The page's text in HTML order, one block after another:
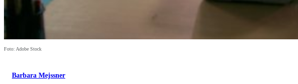
Foto: Adobe Stock
Barbara Mejssner